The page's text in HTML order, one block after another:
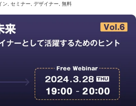
ン セミナー デザイナー 無料